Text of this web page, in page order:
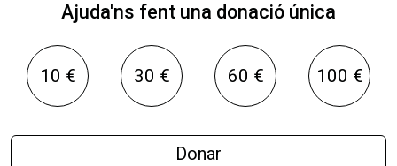
Ajuda'ns fent una donació única
10 € 30 € 60 € 100 €
Donar